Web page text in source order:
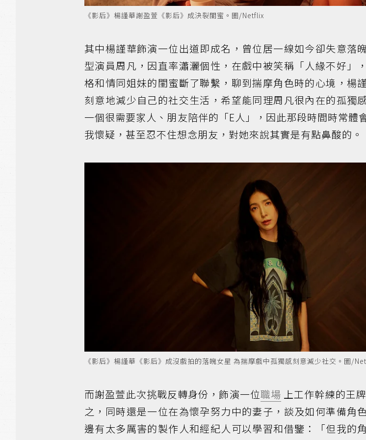
《影后》楊謹華謝盈萱《影后》成決裂閨蜜。圖/Netflix
其中楊謹華飾演一位出道即成名，曾位居一線如今卻失意落
型演員周凡，因直率瀟灑個性，在戲中被笑稱「人緣不好」
格和情同姐妹的閨蜜斷了聯繫，聊到揣摩角色時的心境，楊
刻意地減少自己的社交生活，希望能同理周凡很內在的孤獨
一個很需要家人、朋友陪伴的「E人」，因此那段時間時常體
我懷疑，甚至忍不住想念朋友，對她來說其實是有點鼻酸的。
《影后》楊謹華《影后》成沒戲拍的落魄女星 為揣摩戲中孤獨感刻意減少社交。圖/
而謝盈萱此次挑戰反轉身份，飾演一位職場 上工作幹練的王牌
之，同時還是一位在為懷孕努力中的妻子，談及如何準備角
邊有太多厲害的製作人和經紀人可以學習和借鑒：「但我的